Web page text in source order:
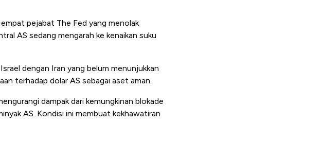
pejabat The Fed yang menolak
AS sedang mengarah ke kenaikan suku
dengan Iran yang belum menunjukkan
terhadap dolar AS sebagai aset aman.
dampak dari kemungkinan blokade
AS. Kondisi ini membuat kekhawatiran